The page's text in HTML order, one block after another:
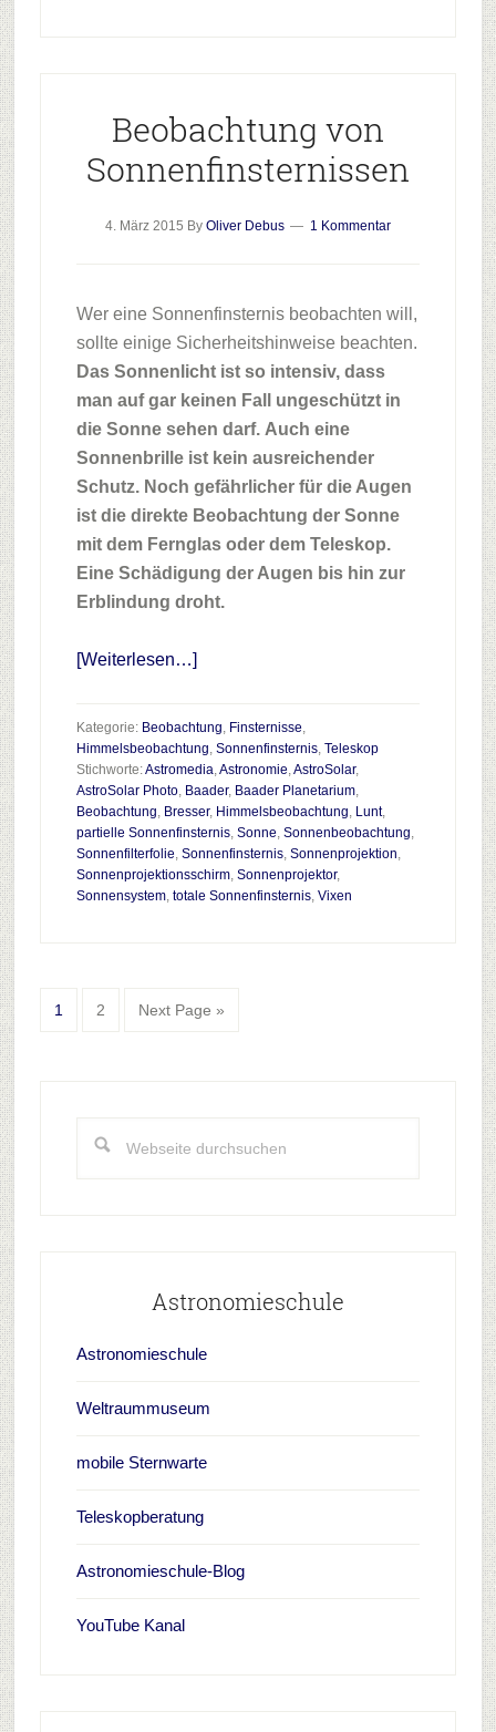
Beobachtung von
Sonnenfinsternissen
4. März 2015 By Oliver Debus 1 Kommentar
Wer eine Sonnenfinsternis beobachten will,
sollte einige Sicherheitshinweise beachten.
Das Sonnenlicht ist so intensiv, dass
man auf gar keinen Fall ungeschützt in
die Sonne sehen darf. Auch eine
Sonnenbrille ist kein ausreichender
Schutz. Noch gefährlicher für die Augen
ist die direkte Beobachtung der Sonne
mit dem Fernglas oder dem Teleskop.
Eine Schädigung der Augen bis hin zur
Erblindung droht.
[Weiterlesen…]Infos
Beobachtung
von
Sonnenfinsternissen
Kategorie: Beobachtung, Finsternisse,
Himmelsbeobachtung, Sonnenfinsternis, Teleskop
Stichworte:Astromedia,Astronomie,AstroSolar,
AstroSolar Photo, Baader, Baader Planetarium,
Beobachtung, Bresser, Himmelsbeobachtung, Lunt,
partielle Sonnenfinsternis, Sonne, Sonnenbeobachtung,
Sonnenfilterfolie, Sonnenfinsternis, Sonnenprojektion,
Sonnenprojektionsschirm, Sonnenprojektor,
Sonnensystem, totale Sonnenfinsternis, Vixen
Go
1
Go
2
Go
Next Page »
durchsuchen
Astronomieschule
Astronomieschule
Weltraummuseum
mobile Sternwarte
Teleskopberatung
Astronomieschule-Blog
YouTube Kanal